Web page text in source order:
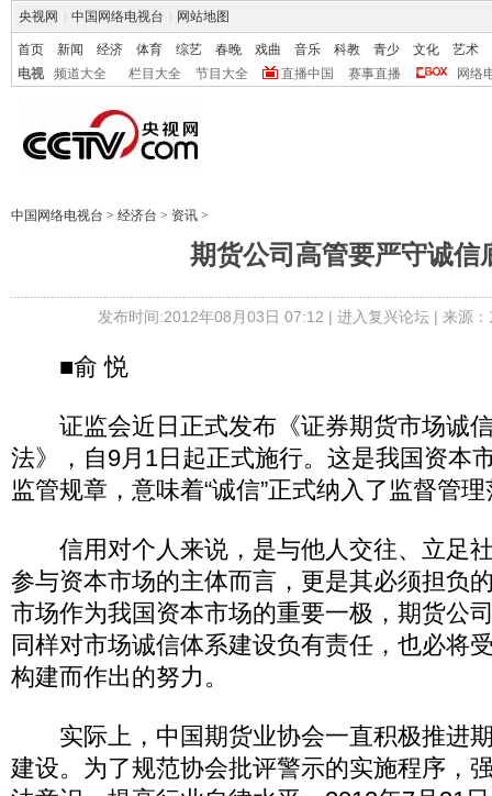
央视网 中国网络电视台 网站地图
首页 新闻 经济 体育 综艺 春晚 戏曲 音乐 科教 青少 文化
艺术
电视
频道大全 栏目大全 节目大全 直播中国 赛事直播 网络
中国网络电视台 > 经济台 > 资讯 >
期货公司高管要严守诚信
发布时间:2012年08月03日 07:12 | 进入复兴论坛| 来源
■俞 悦
证监会近日正式发布《证券期货市场诚
法》，自9月1日起正式施行。这是我国资本
监管规章，意味着“诚信”正式纳入了监督管
信用对个人来说，是与他人交往、立足
参与资本市场的主体而言，更是其必须担负
市场作为我国资本市场的重要一极，期货公
同样对市场诚信体系建设负有责任，也必将
构建而作出的努力。
实际上，中国期货业协会一直积极推进
建设。为了规范协会批评警示的实施程序，